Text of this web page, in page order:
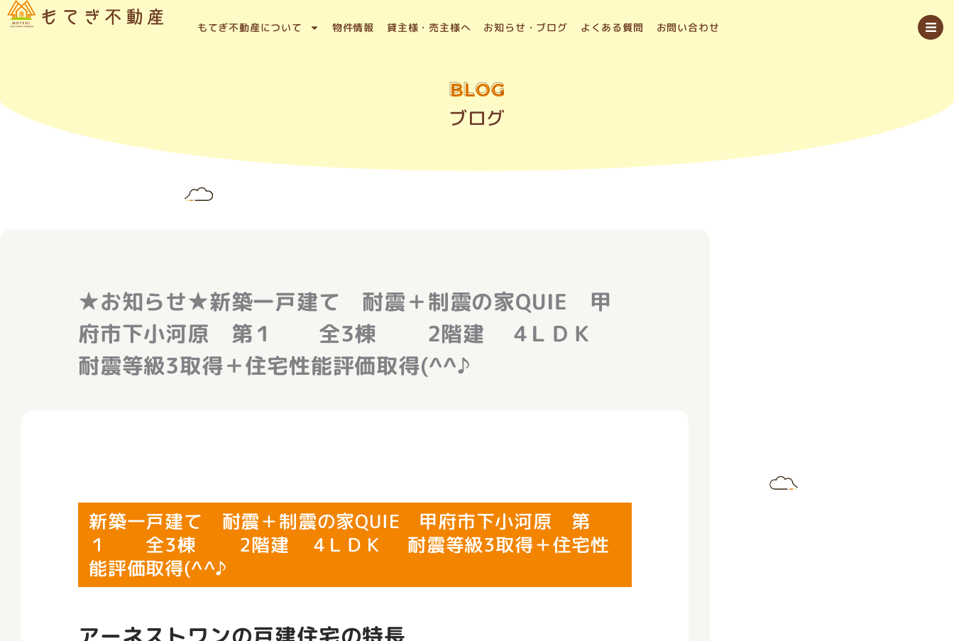
内
容
プ
もてぎ不動産について 物件情報 貸主様・売主様へ お知らせ・ブログ よくある質問 お問い合わせ
BLOG
ブログ
★お知らせ★新築一戸建て 耐震＋制震の家QUIE 甲
府市下小河原 第１ 全3棟 2階建 4ＬＤＫ
耐震等級3取得＋住宅性能評価取得(^^♪
新築一戸建て 耐震＋制震の家QUIE 甲府市下小河原 第
１ 全3棟 2階建 4ＬＤＫ 耐震等級3取得＋住宅性
能評価取得(^^♪